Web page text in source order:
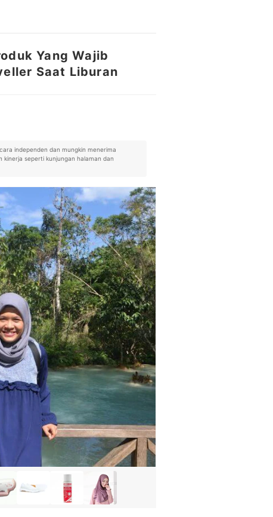
Yang Wajib
Saat Liburan
independen dan mungkin menerima
kinerja seperti kunjungan halaman dan